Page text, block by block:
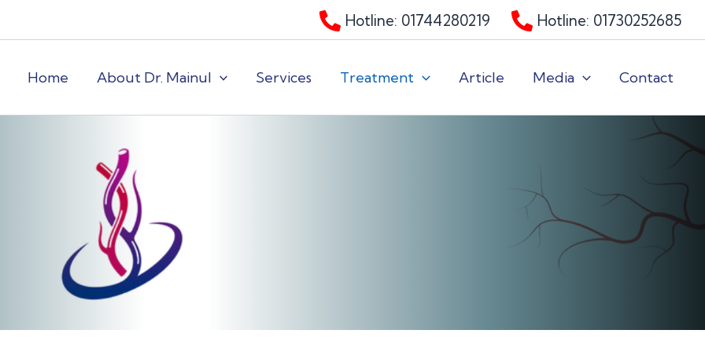
Hotline: 01744280219 Hotline: 01730252685
Home About Dr. Mainul Services Treatment Article Media Contact